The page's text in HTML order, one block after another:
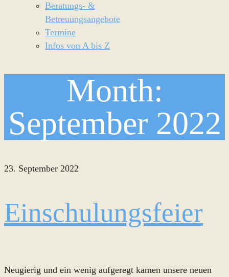
Beratungs- &
Betreuungsangebote
Termine
Infos von A bis Z
Month:
September 2022
23. September 2022
Einschulungsfeier
Neugierig und ein wenig aufgeregt kamen unsere neuen